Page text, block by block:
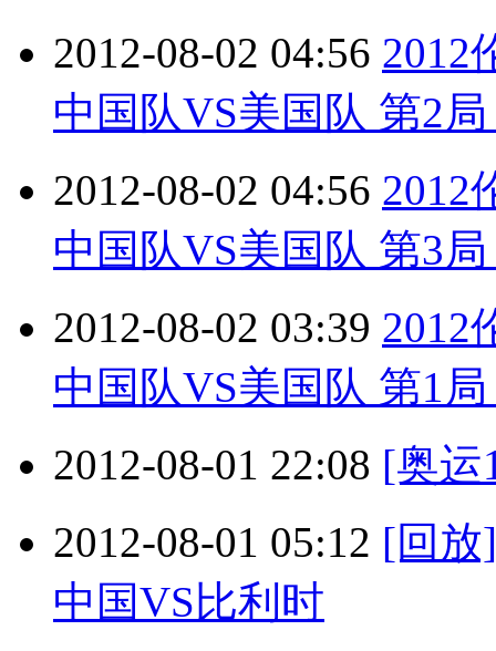
2012-08-02 04:56 2012
中国队VS美国队 第2局
2012-08-02 04:56 2012
中国队VS美国队 第3局
2012-08-02 03:39 2012
中国队VS美国队 第1局
2012-08-01 22:08 [奥运
2012-08-01 05:12 [回放
中国VS比利时